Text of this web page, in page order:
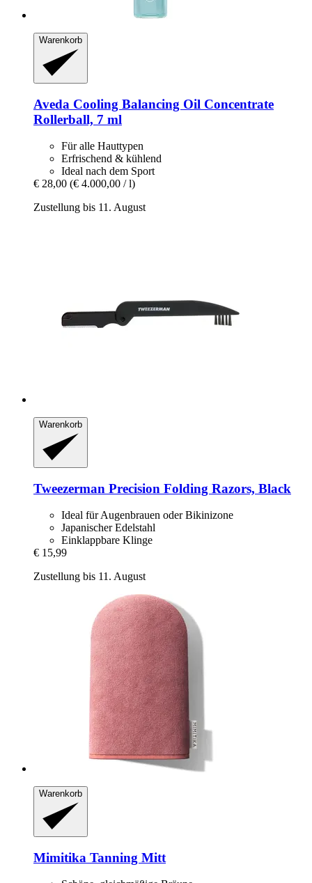
Warenkorb
Aveda Cooling Balancing Oil Concentrate
Rollerball, 7 ml
Für alle Hauttypen
Erfrischend & kühlend
Ideal nach dem Sport
€ 28,00 (€ 4.000,00 / l)
Zustellung bis 11. August
Warenkorb
Tweezerman Precision Folding Razors, Black
Ideal für Augenbrauen oder Bikinizone
Japanischer Edelstahl
Einklappbare Klinge
€ 15,99
Zustellung bis 11. August
Warenkorb
Mimitika Tanning Mitt